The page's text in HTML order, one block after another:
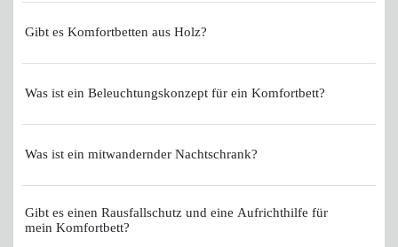
Gibt es Komfortbetten aus Holz?
Was ist ein Beleuchtungskonzept für ein Komfortbett?
Was ist ein mitwandernder Nachtschrank?
Gibt es einen Rausfallschutz und eine Aufrichthilfe für
mein Komfortbett?